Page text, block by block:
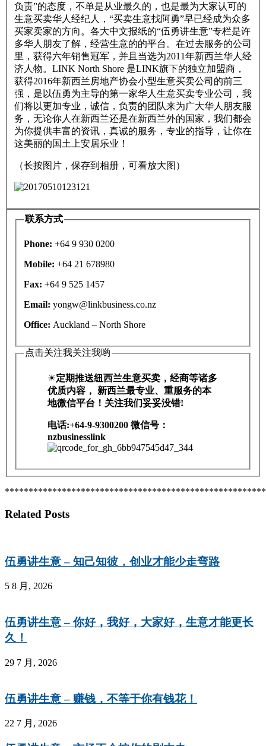
负责”的态度，不单是从业最久的，也是最为大家认可的
生意买卖华人经纪人，“买卖生意找阿勇”早已经成为众多
买家卖家的方向。各大中文报纸的“伍勇讲生意”专栏是许
多华人朋友了解，经营生意的的平台。在过去服务的公司
里，获得六年销售冠军，并且当选为2011年新西兰华人经
济人物。LINK North Shore 是LINK旗下的独立加盟商，
获得2016年新西兰房地产协会小型生意买卖公司的前三
强，是以伍勇为主导的第一家华人生意买卖专业公司，我
们将以更加专业，诚信，负责的团队来为广大华人朋友服
务，无论你人在新西兰还是在新西兰外的国家，我们都会
为你提供丰富的资讯，真诚的服务，专业的指导，让你在
这美丽的国土上安居乐业！
（长按图片，保存到相册，可看放大图）
联系方式
Phone: +64 9 930 0200
Mobile: +64 21 678980
Fax: +64 9 525 1457
Email: yongw@linkbusiness.co.nz
Office: Auckland – North Shore
点击关注我关注我哟
☀定期推送纽西兰生意买卖，经商等诸多
优质内容， 新西兰最专业、重服务的本
地微信平台！关注我们妥妥没错!
电话:+64-9-9300200 微信号：
nzbusinesslink
Related Posts
伍勇讲生意 – 知己知彼，创业才能少走弯路
5 8 月, 2026
伍勇讲生意 – 你好，我好，大家好，生意才能更长
久！
29 7 月, 2026
伍勇讲生意 – 赚钱，不等于你有钱花！
22 7 月, 2026